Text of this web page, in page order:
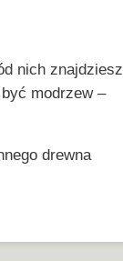
nich znajdziesz
modrzew –
drewna